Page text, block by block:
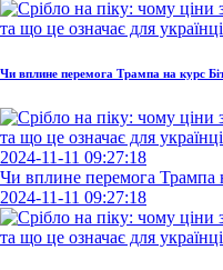
Чи вплине перемога Трампа на курс
2024-11-11 09:27:18
Чи вплине перемога Трампа
2024-11-11 09:27:18